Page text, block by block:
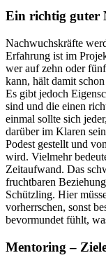
Ein richtig guter
Nachwuchskräfte
Erfahrung ist im
wer auf zehn oder
kann, hält damit
Es gibt jedoch
sind und die einen
einmal sollte sich
darüber im Klaren
Podest gestellt und
wird. Vielmehr
Zeitaufwand. Das
fruchtbaren
Schützling. Hier
vorherrschen, sonst
bevormundet fühlt,
Mentoring –